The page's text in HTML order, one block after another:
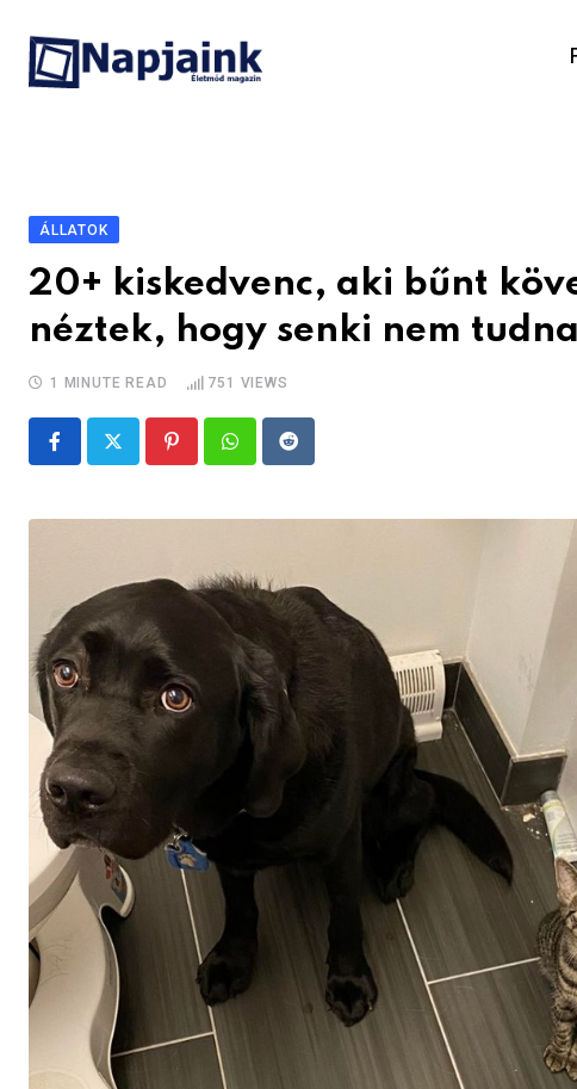
content
ÁLLATOK
20+ kiskedvenc, aki bűnt
néztek, hogy senki nem
1 MINUTE READ 751 VIEWS
PinterestWhatsappReddit